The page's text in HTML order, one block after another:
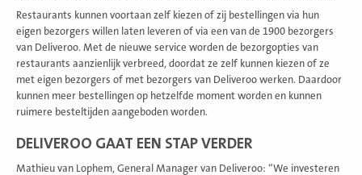
Restaurants kunnen voortaan zelf kiezen of zij bestellingen via hun
eigen bezorgers willen laten leveren of via een van de 1900 bezorgers
van Deliveroo. Met de nieuwe service worden de bezorgopties van
restaurants aanzienlijk verbreed, doordat ze zelf kunnen kiezen of ze
met eigen bezorgers of met bezorgers van Deliveroo werken. Daardoor
kunnen meer bestellingen op hetzelfde moment worden en kunnen
ruimere besteltijden aangeboden worden.
DELIVEROO GAAT EEN STAP VERDER
Mathieu van Lophem, General Manager van Deliveroo: “We investeren